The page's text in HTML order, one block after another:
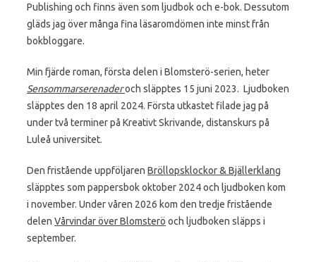
Publishing och finns även som ljudbok och e-bok. Dessutom
gläds jag över många fina läsaromdömen inte minst från
bokbloggare.
Min fjärde roman, första delen i Blomsterö-serien, heter
Sensommarserenaderoch släpptes 15 juni 2023. Ljudboken
släpptes den 18 april 2024. Första utkastet filade jag på
under två terminer på Kreativt Skrivande, distanskurs på
Luleå universitet.
Den fristående uppföljaren Bröllopsklockor & Bjällerklang
släpptes som pappersbok oktober 2024 och ljudboken kom
i november. Under våren 2026 kom den tredje fristående
delen Vårvindar över Blomsterö och ljudboken släpps i
september.